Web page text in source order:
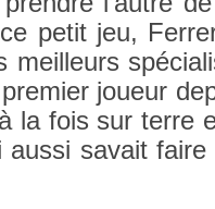
petit jeu,
meil­leurs
joueur
la fois sur terre
aussi savait